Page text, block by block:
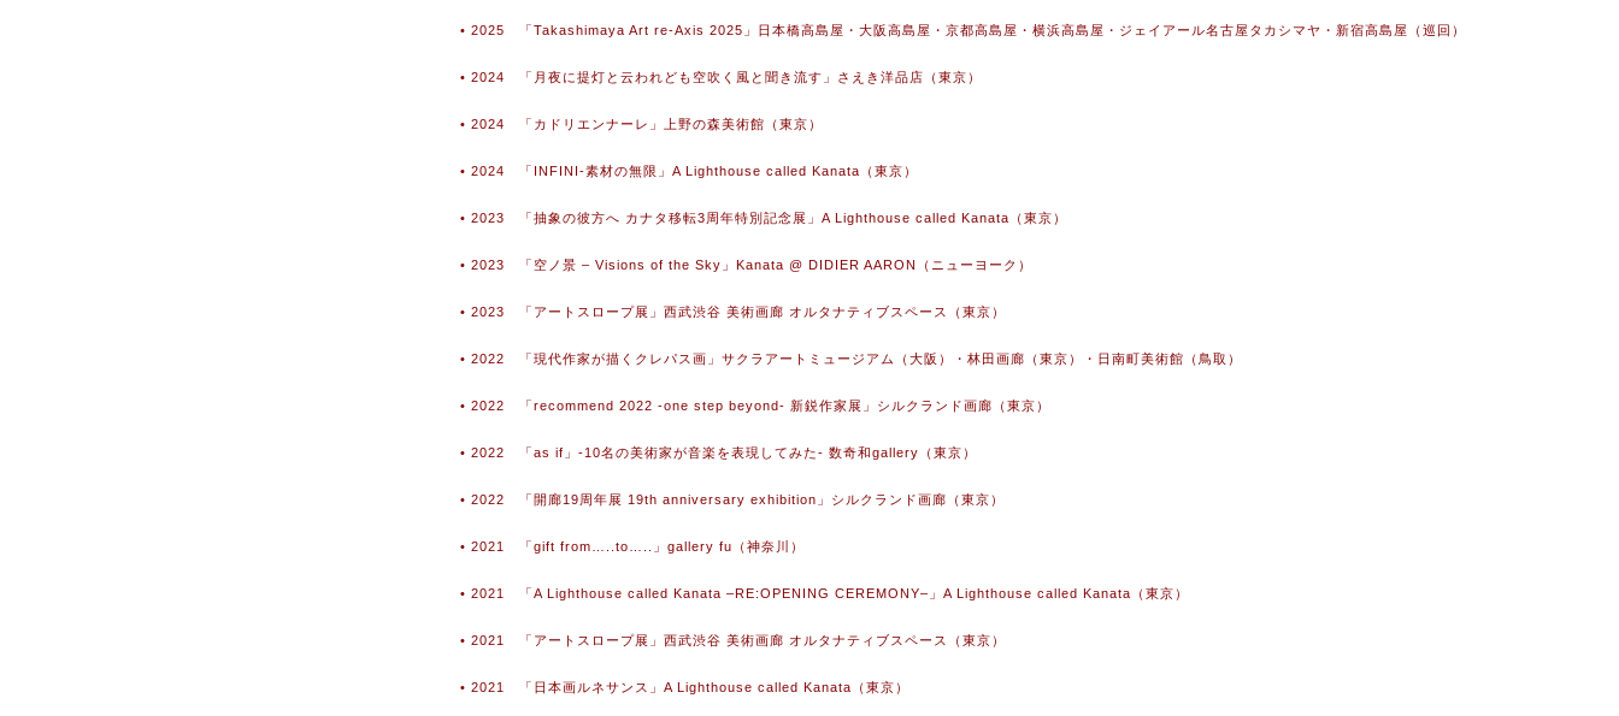
• 2025 「Takashimaya Art re-Axis 2025」日本橋高島屋・大阪高島屋・京都高島屋・横浜高島屋・ジェイアール名古屋タカシマヤ・新宿高島屋（巡回）
• 2024 「月夜に提灯と云われども空吹く風と聞き流す」さえき洋品店（東京）
• 2024 「カドリエンナーレ」上野の森美術館（東京）
• 2024 「INFINI-素材の無限」A Lighthouse called Kanata（東京）
• 2023 「抽象の彼方へ カナタ移転3周年特別記念展」A Lighthouse called Kanata（東京）
• 2023 「空ノ景 – Visions of the Sky」Kanata @ DIDIER AARON（ニューヨーク）
• 2023 「アートスロープ展」西武渋谷 美術画廊 オルタナティブスペース（東京）
• 2022 「現代作家が描くクレパス画」サクラアートミュージアム（大阪）・林田画廊（東京）・日南町美術館（鳥取）
• 2022 「recommend 2022 -one step beyond- 新鋭作家展」シルクランド画廊（東京）
• 2022 「as if」-10名の美術家が音楽を表現してみた- 数奇和gallery（東京）
• 2022 「開廊19周年展 19th anniversary exhibition」シルクランド画廊（東京）
• 2021 「gift from…..to…..」gallery fu（神奈川）
• 2021 「A Lighthouse called Kanata –RE:OPENING CEREMONY–」A Lighthouse called Kanata（東京）
• 2021 「アートスロープ展」西武渋谷 美術画廊 オルタナティブスペース（東京）
• 2021 「日本画ルネサンス」A Lighthouse called Kanata（東京）